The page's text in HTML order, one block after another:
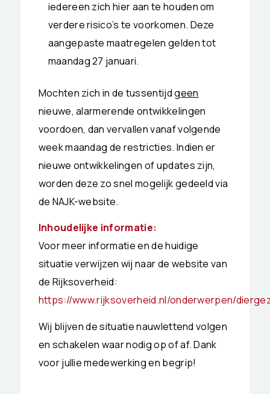
iedereen zich hier aan te houden om
verdere risico’s te voorkomen. Deze
aangepaste maatregelen gelden tot
maandag 27 januari.
Mochten zich in de tussentijdgeen
nieuwe, alarmerende ontwikkelingen
voordoen, dan vervallen vanaf volgende
week maandag de restricties. Indien er
nieuwe ontwikkelingen of updates zijn,
worden deze zo snel mogelijk gedeeld via
de NAJK-website.
Inhoudelijke informatie:
Voor meer informatie en de huidige
situatie verwijzen wij naar de website van
de Rijksoverheid:
https://www.rijksoverheid.nl/onderwerpen/
Wij blijven de situatie nauwlettend volgen
en schakelen waar nodig op of af. Dank
voor jullie medewerking en begrip!